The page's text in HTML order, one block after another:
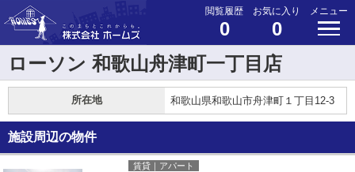
閲覧履歴
0
お気に入り
0
メニュー
ローソン 和歌山舟津町一丁目店
所在地 和歌山県和歌山市舟津町１丁目12-3
施設周辺の物件
賃貸｜アパート